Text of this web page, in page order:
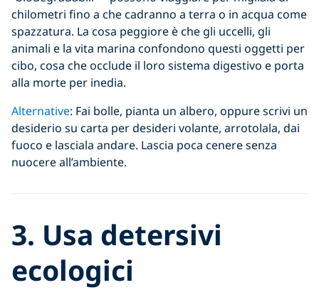
chilometri fino a che cadranno a terra o in acqua come
spazzatura. La cosa peggiore è che gli uccelli, gli
animali e la vita marina confondono questi oggetti per
cibo, cosa che occlude il loro sistema digestivo e porta
alla morte per inedia.
Alternative: Fai bolle, pianta un albero, oppure scrivi un
desiderio su carta per desideri volante, arrotolala, dai
fuoco e lasciala andare. Lascia poca cenere senza
nuocere all’ambiente.
3. Usa detersivi
ecologici